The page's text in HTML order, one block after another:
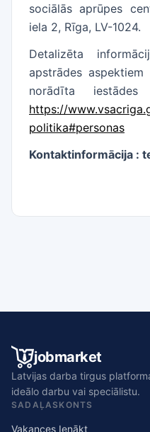
sociālās aprūpes
iela 2, Rīga, LV-1024.
Detalizēta
apstrādes
norādīta
https://
politika#personas
Kontaktinformācija :
jobmarket
Latvijas darba tirgus
ideālo darbu vai speciālistu.
SADAĻAS
Vakances
KONTS
Ienākt